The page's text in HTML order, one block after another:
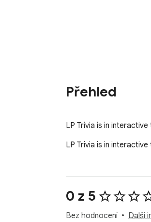
Přehled
LP Trivia is in
LP Trivia is in
0 z 5
Bez hodnocení Další